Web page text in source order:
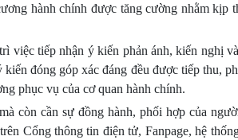
hành chính được tăng cường nhằm kịp
tiếp nhận ý kiến phản ánh, kiến nghị
đóng góp xác đáng đều được tiếp thu,
phục vụ của cơ quan hành chính.
còn cần sự đồng hành, phối hợp của
Cổng thông tin điện tử, Fanpage, hệ